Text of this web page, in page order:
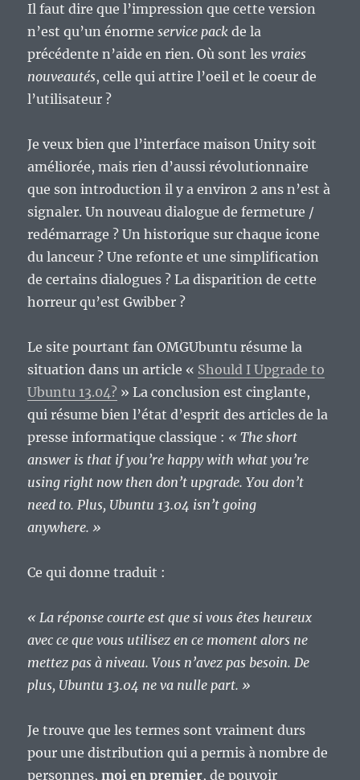
Il faut dire que l’impression que cette version
n’est qu’un énormeservice pack de la
précédente n’aide en rien. Où sont lesvraies
nouveautés, celle qui attire l’oeil et le coeur de
l’utilisateur ?
Je veux bien que l’interface maison Unity soit
améliorée, mais rien d’aussi révolutionnaire
que son introduction il y a environ 2 ans n’est à
signaler. Un nouveau dialogue de fermeture /
redémarrage ? Un historique sur chaque icone
du lanceur ? Une refonte et une simplification
de certains dialogues ? La disparition de cette
horreur qu’est Gwibber ?
Le site pourtant fan OMGUbuntu résume la
situation dans un article « Should I Upgrade to
Ubuntu 13.04? » La conclusion est cinglante,
qui résume bien l’état d’esprit des articles de la
presse informatique classique : « The short
answer is that if you’re happy with what you’re
using right now then don’t upgrade. You don’t
need to. Plus, Ubuntu 13.04 isn’t going
anywhere. »
Ce qui donne traduit :
« La réponse courte est que si vous êtes heureux
avec ce que vous utilisez en ce moment alors ne
mettez pas à niveau. Vous n’avez pas besoin. De
plus, Ubuntu 13.04 ne va nulle part. »
Je trouve que les termes sont vraiment durs
pour une distribution qui a permis à nombre de
personnes,moi en premier, de pouvoir